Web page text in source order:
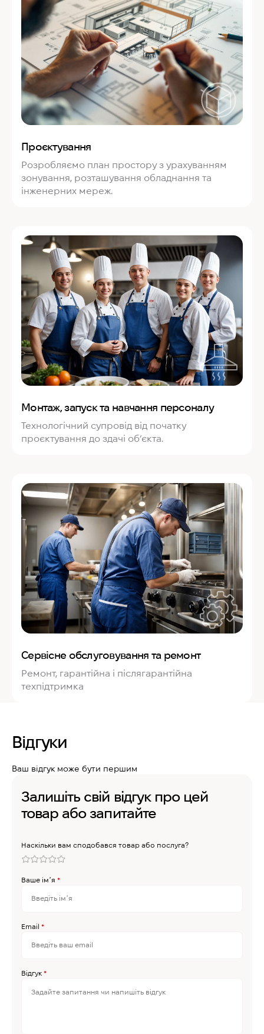
Проєктування
Розробляємо план простору з урахуванням
зонування, розташування обладнання та
інженерних мереж.
Монтаж, запуск та навчання персоналу
Технологічний супровід від початку
проєктування до здачі об’єкта.
Сервісне обслуговування та ремонт
Ремонт, гарантійна і післягарантійна
техпідтримка
Відгуки
Ваш відгук може бути першим
Залишіть свій відгук про цей
товар або запитайте
Наскільки вам сподобався товар або послуга?
Ваше імʼя *
Email *
Відгук *